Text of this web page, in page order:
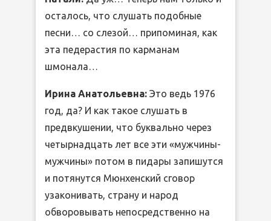
осталось, что слушать подобные
песни… со слезой… припоминая, как
эта педерастия по карманам
шмонала…
Ирина Анатольевна: Это ведь 1976
год, да? И как такое слушать в
предвкушении, что буквально через
четырнадцать лет все эти «мужчины-
мужчины» потом в пидары запишутся
и потянутся Мюнхенский сговор
узаконивать, страну и народ
обворовывать непосредственно на
Премьер-министры Британии Чемберлен
и Франции Даладье науськивают